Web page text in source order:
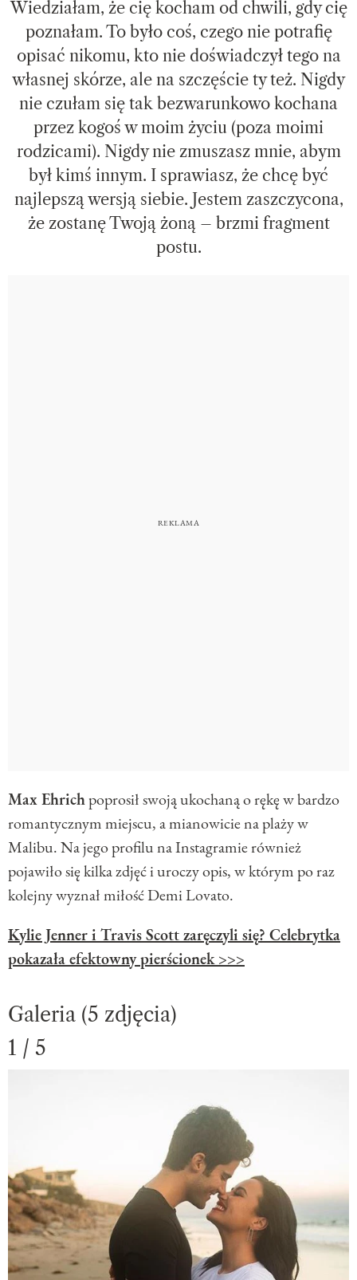
Wiedziałam, że cię kocham od chwili, gdy cię
poznałam. To było coś, czego nie potrafię
opisać nikomu, kto nie doświadczył tego na
własnej skórze, ale na szczęście ty też. Nigdy
nie czułam się tak bezwarunkowo kochana
przez kogoś w moim życiu (poza moimi
rodzicami). Nigdy nie zmuszasz mnie, abym
był kimś innym. I sprawiasz, że chcę być
najlepszą wersją siebie. Jestem zaszczycona,
że zostanę Twoją żoną – brzmi fragment
postu.
Max Ehrichpoprosił swoją ukochaną o rękę w bardzo
romantycznym miejscu, a mianowicie na plaży w
Malibu. Na jego profilu na Instagramie również
pojawiło się kilka zdjęć i uroczy opis, w którym po raz
kolejny wyznał miłość Demi Lovato.
Kylie Jenner i Travis Scott zaręczyli się? Celebrytka
pokazała efektowny pierścionek >>>
Galeria (5 zdjęcia)
1 / 5